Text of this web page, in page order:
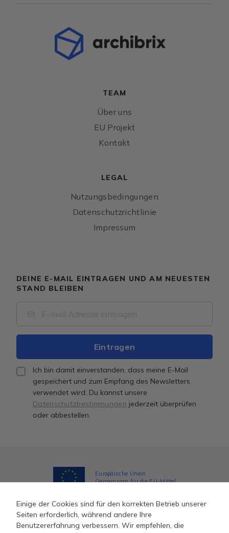
TEAM
Über uns
EU Projekt
Kontakt
LEGAL
Nutzungsbedingungen
Datenschutzrichtlinie
Impressum
DEINE E-MAIL EINTRAGEN UND AM NEUESTEN
STAND BLEIBEN
Ich bin damit einverstanden, dass meine E-Mail
gespeichert und zum Empfang des Newsletters
verwendet wird. Du kannst unsere
Datenschutzbestimmungen jederzeit überprüfen
oder abbestellen.
Europäische Union
Gemeinsam für die EU-Mittel
Einige der Cookies sind für den korrekten Betrieb unserer
Seiten erforderlich, während andere Ihre
Benutzererfahrung verbessern. Wir empfehlen, die